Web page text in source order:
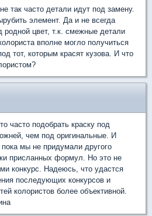
так часто детали идут под замену.
элемент. Да и не всегда
родной цвет, т.к. смежные детали
вполне могло получиться
тот, которым красят кузова. И что
часто подобрать краску под
чем под оригинальные. И
мы не придумали другого
присланных формул. Но это не
конкурс. Надеюсь, что удастся
последующих конкурсов и
колористов более объективной.